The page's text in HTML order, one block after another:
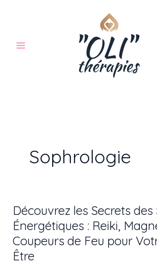
Sophrologie
Découvrez les Secrets des
Énergétiques : Reiki,
Coupeurs de Feu pour
Être
Découvrez
les
Secrets
des
Soins